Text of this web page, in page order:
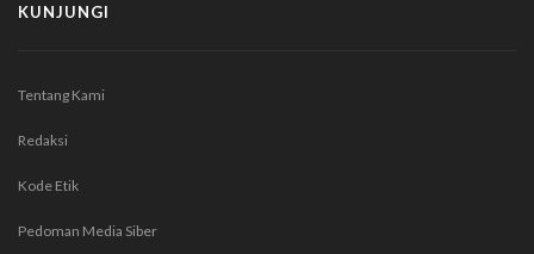
KUNJUNGI
Tentang Kami
Redaksi
Kode Etik
Pedoman Media Siber